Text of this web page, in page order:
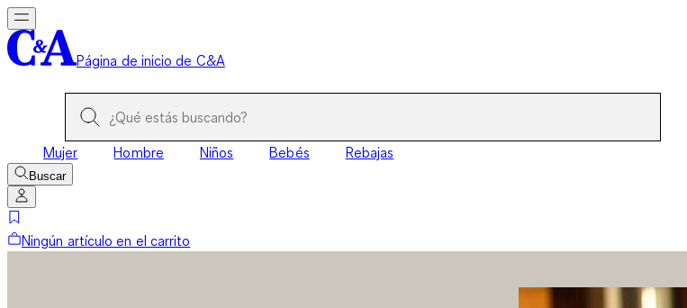
Página de inicio de C&A
Mujer Hombre Niños Bebés Rebajas
Buscar
Ningún artículo en el carrito